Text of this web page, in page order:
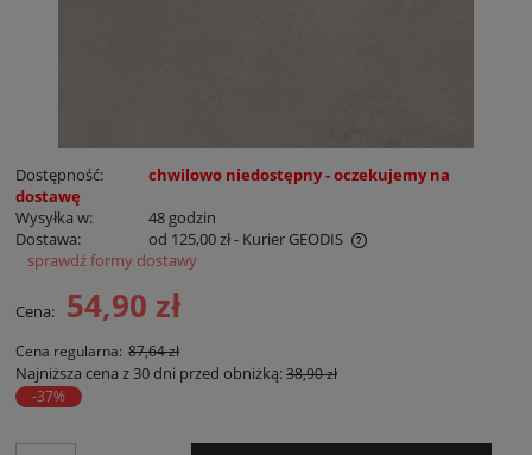
Dostępność:
chwilowo niedostępny - oczekujemy na
dostawę
Wysyłka w:
48 godzin
Dostawa:
od 125,00 zł- Kurier GEODIS
Cena nie zawiera ewentualnych kosztów płatności
sprawdź formy dostawy
Cena: 54,90 zł
Cena regularna: 87,64 zł
Najniższa cena z 30 dni przed obniżką:38,90 zł
-37%